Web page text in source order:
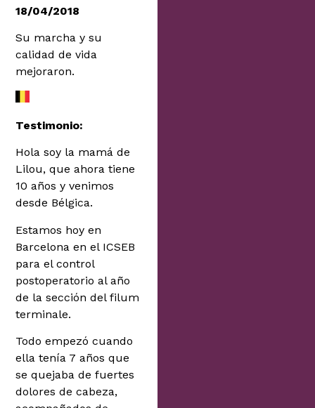
18/04/2018
Su marcha y su
calidad de vida
mejoraron.
Testimonio:
Hola soy la mamá de
Lilou, que ahora tiene
10 años y venimos
desde Bélgica.
Estamos hoy en
Barcelona en el ICSEB
para el control
postoperatorio al año
de la sección del filum
terminale.
Todo empezó cuando
ella tenía 7 años que
se quejaba de fuertes
dolores de cabeza,